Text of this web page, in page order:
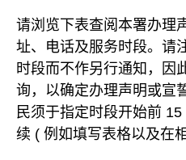
请浏览下表查阅本署办理
址、电话及服务时段。请
时段而不作另行通知，因
询，以确定办理声明或宣
民须于指定时段开始前
续 ( 例如填写表格以及在